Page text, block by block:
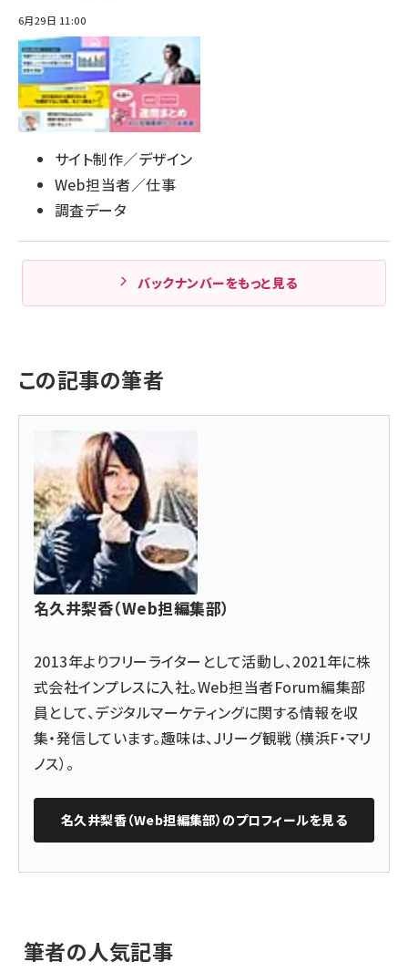
6月29日 11:00
サイト制作／デザイン
Web担当者／仕事
調査データ
バックナンバーをもっと見る
この記事の筆者
名久井梨香（Web担編集部）
2013年よりフリーライターとして活動し、2021年に株
式会社インプレスに入社。Web担当者Forum編集部
員として、デジタルマーケティングに関する情報を収
集・発信しています。趣味は、Jリーグ観戦（横浜F・マリ
ノス）。
名久井梨香（Web担編集部） のプロフィールを見る
筆者の人気記事